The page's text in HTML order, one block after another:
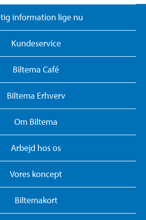
information lige nu
Kundeservice
Biltema Café
Biltema Erhverv
Om Biltema
Arbejd hos os
Vores koncept
Biltemakort